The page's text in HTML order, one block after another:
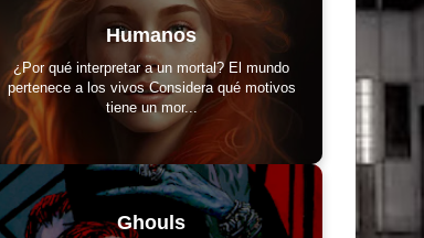
Humanos
¿Por qué interpretar a un mortal? El mundo
pertenece a los vivos Considera qué motivos
tiene un mor...
Ghouls